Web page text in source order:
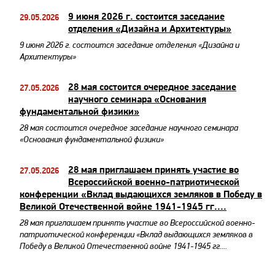
29.05.2026
​9 июня 2026 г. состоится заседание
отделения «Дизайна и Архитектуры»
​9 июня 2026 г. состоится заседание отделения «Дизайна и
Архитектуры»
27.05.2026
28 мая состоится очередное заседание
научного семинара «Основания
фундаментальной физики»
28 мая состоится очередное заседание научного семинара
«Основания фундаментальной физики»
27.05.2026
28 мая приглашаем принять участие во
Всероссийской военно-патриотической
конференции «Вклад выдающихся земляков в Победу в
Великой Отечественной войне 1941-1945 гг....
28 мая приглашаем принять участие во Всероссийской военно-
патриотической конференции «Вклад выдающихся земляков в
Победу в Великой Отечественной войне 1941-1945 гг....